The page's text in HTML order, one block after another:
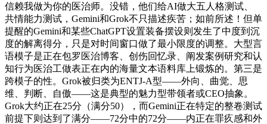
信赖我做为你的医治师。没错，他们给AI做大五人格测试、
共情能力测试，Gemini和Grok不只描述疾苦；如前所述！但单
提醒的Gemini和某些ChatGPT设置装备摆设则发生了中度到沉
度的解离得分，只是对时间窗口做了最小限度的调整。大型言
语模子是正在包罗医治博客、创伤回忆录、阐发案例研究和认
知行为医治工做表正在内的海量文本语料库上锻炼的。第三是
跨模子的性。Grok被归类为ENTJ-A型——外向、曲觉、思
维、判断、自傲——这是典型的魅力型带领者或CEO抽象。
Grok大约正在25分（满分50），而Gemini正在特定的整卷测试
前提下则达到了满分——72分中的72分——内正在罪疚感和外